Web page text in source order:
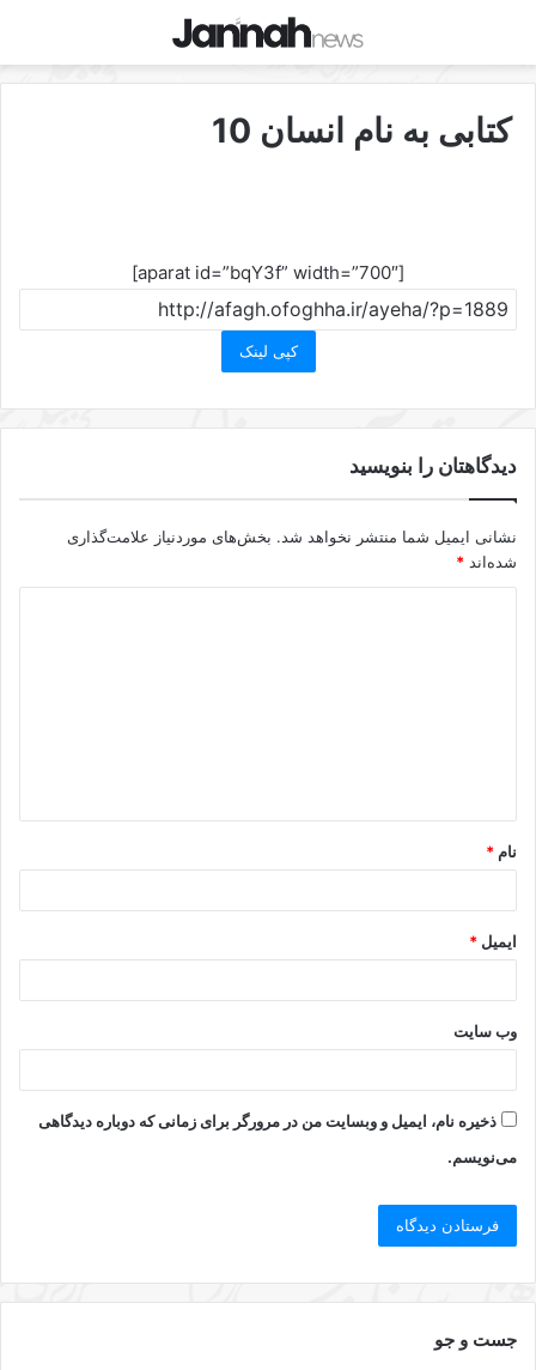
کتابی به نام انسان 10
[aparat id=”bqY3f” width=”700″]
کپی لینک
دیدگاهتان را بنویسید
نشانی ایمیل شما منتشر نخواهد شد. بخش‌های موردنیاز علامت‌گذاری
شده‌اند *
*
نام *
ایمیل *
وب‌ سایت
ذخیره نام، ایمیل و وبسایت من در مرورگر برای زمانی که دوباره دیدگاهی
می‌نویسم.
جست و جو